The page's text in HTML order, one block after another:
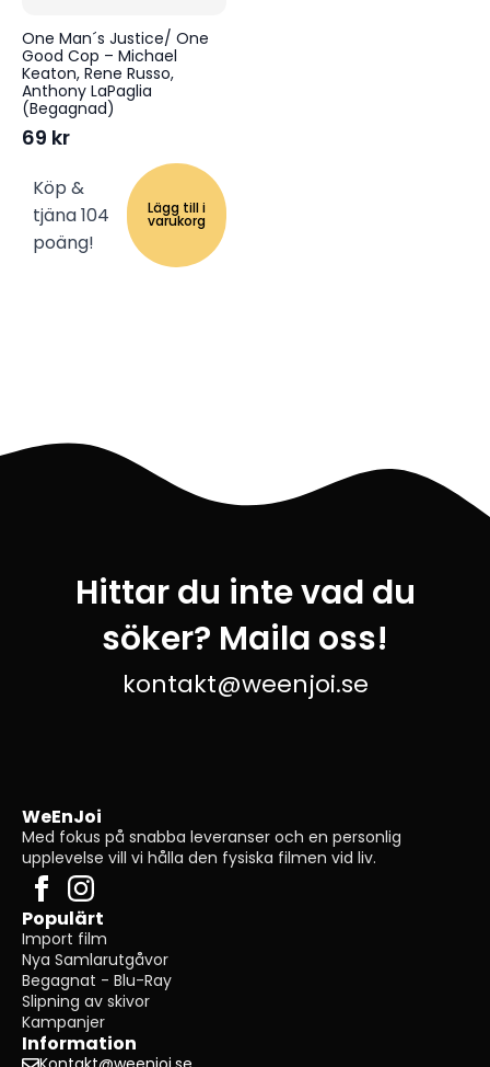
One Man´s Justice/ One
Good Cop – Michael
Keaton, Rene Russo,
Anthony LaPaglia
(Begagnad)
69 kr
Köp &
tjäna 104
poäng!
Lägg till i
varukorg
Hittar du inte vad du
söker? Maila oss!
kontakt@weenjoi.se
WeEnJoi
Med fokus på snabba leveranser och en personlig
upplevelse vill vi hålla den fysiska filmen vid liv.
Populärt
Import film
Nya Samlarutgåvor
Begagnat - Blu-Ray
Slipning av skivor
Kampanjer
Information